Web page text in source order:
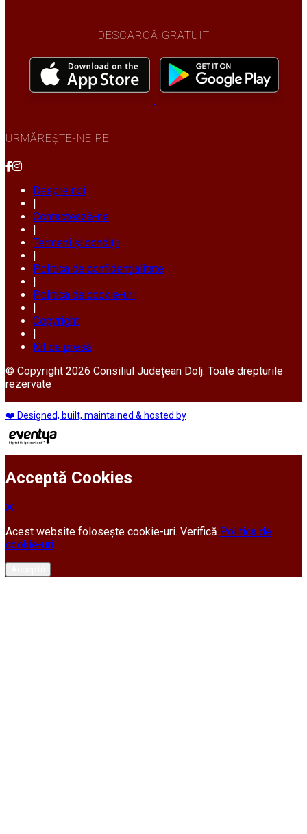
DESCARCĂ GRATUIT
URMĂREȘTE-NE PE
Despre noi
|
Contactează-ne
|
Termeni și condiții
|
Politica de confidențialitate
|
Politica de cookie-uri
|
Copyright
|
Kit de presă
© Copyright 2026 Consiliul Județean Dolj. Toate drepturile
rezervate
❤️ Designed, built, maintained & hosted by
Acceptă Cookies
Acest website folosește cookie-uri. Verifică Politica de
cookie-uri